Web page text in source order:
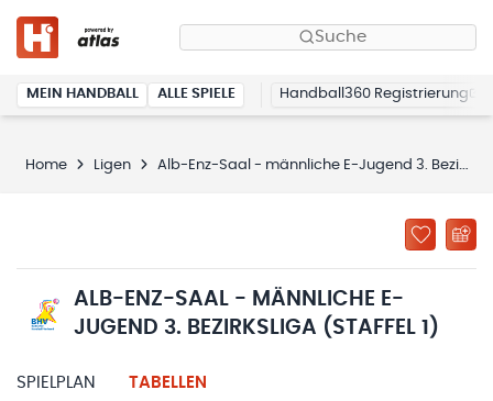
Suche
MEIN HANDBALL ALLE SPIELE Handball360 Registrierung
Home Ligen Alb-Enz-Saal - männliche E-Jugend 3. Bezirksliga (Staffel 1)
ALB-ENZ-SAAL - MÄNNLICHE E-
JUGEND 3. BEZIRKSLIGA (STAFFEL 1)
SPIELPLAN TABELLEN